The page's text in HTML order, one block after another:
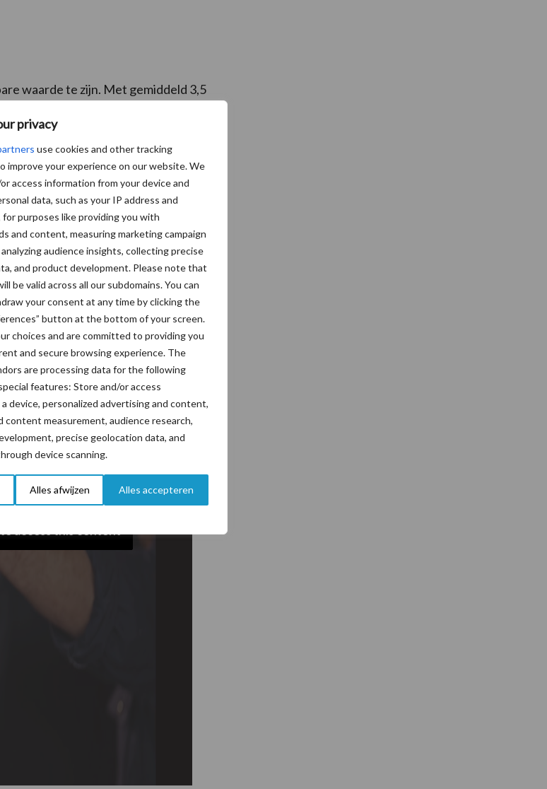
privacy
use cookies and other tracking
improve your experience on our website. We
access information from your device and
data, such as your IP address and
purposes like providing you with
and content, measuring marketing campaign
audience insights, collecting precise
and product development. Please note that
be valid across all our subdomains. You can
your consent at any time by clicking the
button at the bottom of your screen.
choices and are committed to providing you
and secure browsing experience. The
are processing data for the following
features: Store and/or access
device, personalized advertising and content,
content measurement, audience research,
precise geolocation data, and
device scanning.
Alles afwijzen Alles accepteren
waarde te zijn. Met gemiddeld 3,5
op de website. Het contact is
en doorverwijzen indien nodig.
schaamte heen en zoek tijdig hulp.
‘Ie Stoat Niet Alleen’
access this content